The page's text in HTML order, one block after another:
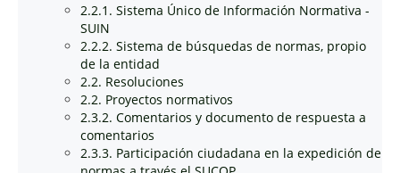
2.2.1. Sistema Único de Información Normativa -
SUIN
2.2.2. Sistema de búsquedas de normas, propio
de la entidad
2.2. Resoluciones
2.2. Proyectos normativos
2.3.2. Comentarios y documento de respuesta a
comentarios
2.3.3. Participación ciudadana en la expedición de